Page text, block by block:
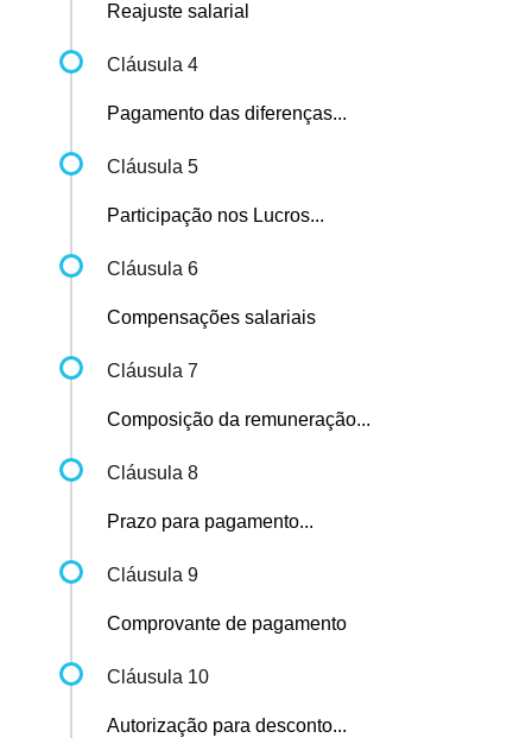
Reajuste salarial
Cláusula 4
Pagamento das diferenças...
Cláusula 5
Participação nos Lucros...
Cláusula 6
Compensações salariais
Cláusula 7
Composição da remuneração...
Cláusula 8
Prazo para pagamento...
Cláusula 9
Comprovante de pagamento
Cláusula 10
Autorização para desconto...